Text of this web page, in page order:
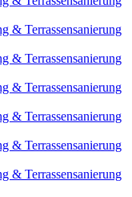
& Terrassensanierung
& Terrassensanierung
& Terrassensanierung
& Terrassensanierung
& Terrassensanierung
& Terrassensanierung